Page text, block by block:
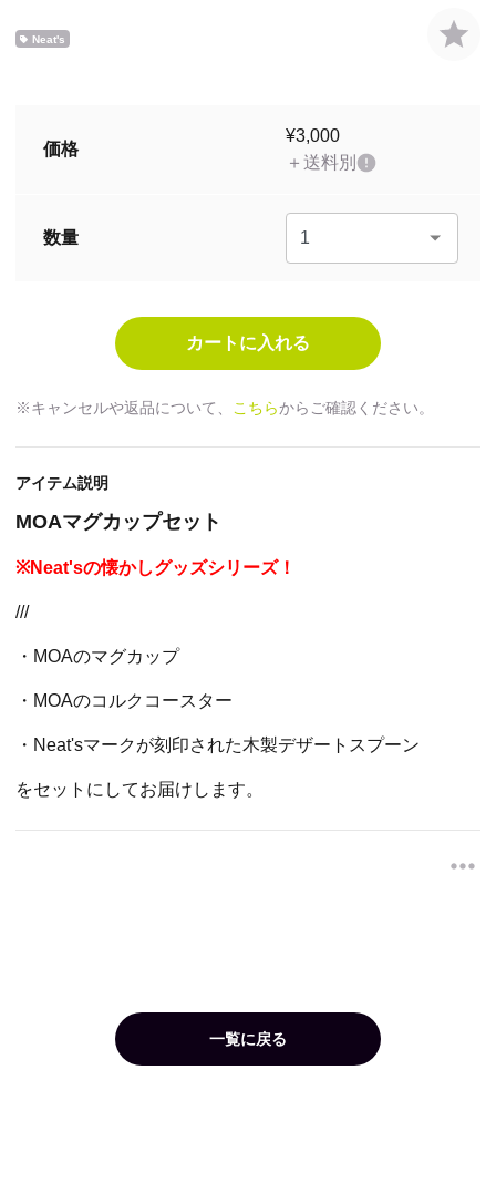
Neat's
価格
¥3,000
＋送料別
数量
※キャンセルや返品について、 こちらからご確認ください。
アイテム説明
MOAマグカップセット
※Neat'sの懐かしグッズシリーズ！
///
・MOAのマグカップ
・MOAのコルクコースター
・Neat'sマークが刻印された木製デザートスプーン
をセットにしてお届けします。
一覧に戻る